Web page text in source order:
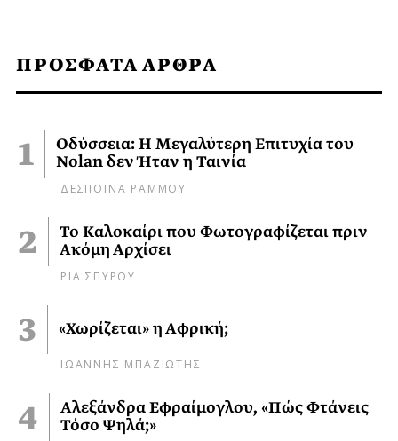
ΠΡΟΣΦΑΤΑ ΑΡΘΡΑ
Οδύσσεια: Η Μεγαλύτερη Επιτυχία του
Nolan δεν Ήταν η Ταινία
ΔΕΣΠΟΙΝΑ ΡΑΜΜΟΥ
Το Καλοκαίρι που Φωτογραφίζεται πριν
Ακόμη Αρχίσει
ΡΙΑ ΣΠΥΡΟΥ
«Χωρίζεται» η Αφρική;
ΙΩΑΝΝΗΣ ΜΠΑΖΙΩΤΗΣ
Αλεξάνδρα Εφραίμογλου, «Πώς Φτάνεις
Τόσο Ψηλά;»